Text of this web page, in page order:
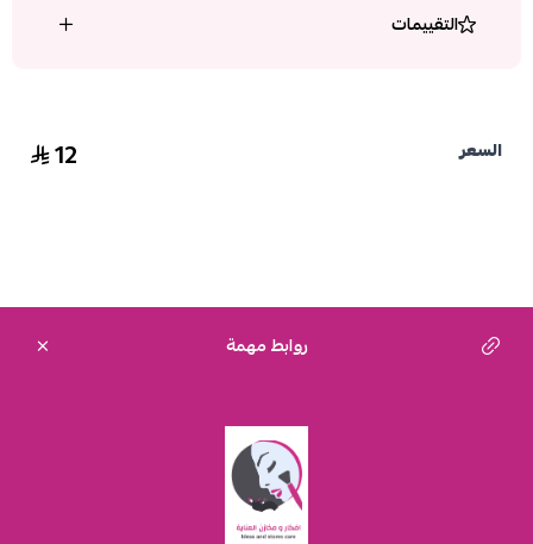
التقييمات
السعر 12
روابط مهمة